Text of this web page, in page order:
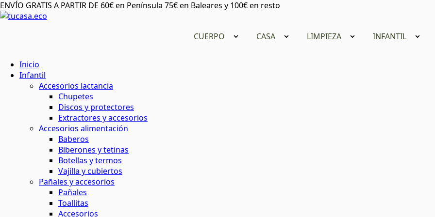
ENVÍO GRATIS A PARTIR DE 60€ en Península 75€ en Baleares y 100€ en resto
CUERPO CASA LIMPIEZA INFANTIL
Inicio
Infantil
Accesorios lactancia
Chupetes
Discos y protectores
Extractores y accesorios
Accesorios alimentación
Baberos
Biberones y tetinas
Botellas y termos
Vajilla y cubiertos
Pañales y accesorios
Pañales
Toallitas
Accesorios